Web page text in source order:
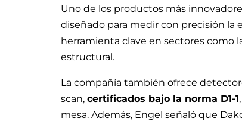
Uno de los productos más
diseñado para medir con precisión la
herramienta clave en sectores como
estructural.
La compañía también ofrece
scan, certificados bajo la norma D1-1
mesa. Además, Engel señaló que